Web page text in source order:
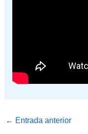
← Entrada anterior